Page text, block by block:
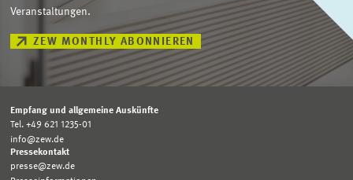
Veranstaltungen.
ZEW MONTHLY ABONNIEREN
Empfang und allgemeine Auskünfte
Tel. +49 621 1235-01
info@zew.de
Pressekontakt
presse@zew.de